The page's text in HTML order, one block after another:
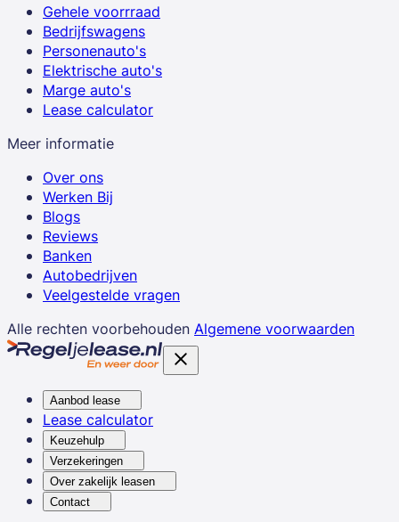
Gehele voorrraad
Bedrijfswagens
Personenauto's
Elektrische auto's
Marge auto's
Lease calculator
Meer informatie
Over ons
Werken Bij
Blogs
Reviews
Banken
Autobedrijven
Veelgestelde vragen
Alle rechten voorbehouden Algemene voorwaarden
Aanbod lease
Lease calculator
Keuzehulp
Verzekeringen
Over zakelijk leasen
Contact